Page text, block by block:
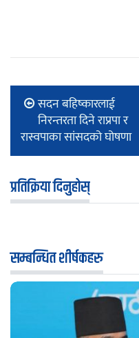
सदन बहिष्कारलाई
निरन्तरता दिने राप्रपा र
रास्वपाका सांसदको घोषणा
प्रतिक्रिया दिनुहोस्
सम्बन्धित शीर्षकहरु